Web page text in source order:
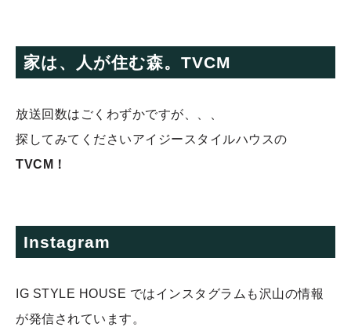
家は、人が住む森。TVCM
放送回数はごくわずかですが、、、
探してみてくださいアイジースタイルハウスの
TVCM！
Instagram
IG STYLE HOUSE ではインスタグラムも沢山の情報
が発信されています。